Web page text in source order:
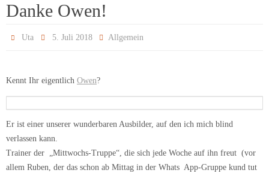
Danke Owen!
Uta 5. Juli 2018 Allgemein
Kennt Ihr eigentlich Owen?
Er ist einer unserer wunderbaren Ausbilder, auf den ich mich blind
verlassen kann.
Trainer der „Mittwochs-Truppe“, die sich jede Woche auf ihn freut (vor
allem Ruben, der das schon ab Mittag in der Whats App-Gruppe kund tut